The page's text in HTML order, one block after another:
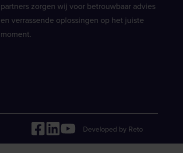
partners zorgen wij voor betrouwbaar advies
en verrassende oplossingen op het juiste
moment.
Developed by Reto